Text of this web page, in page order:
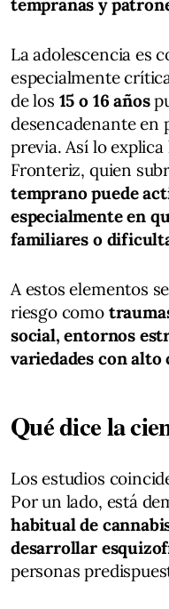
tempranas y
La adolescencia es
especialmente
de los 15 o 16 años
desencadenante en
previa. Así lo
Fronteriz, quien
temprano puede
especialmente en
familiares o
A estos elementos
riesgo como
social, entornos
variedades con alto
Qué dice la
Los estudios
Por un lado, está
habitual de
desarrollar
personas